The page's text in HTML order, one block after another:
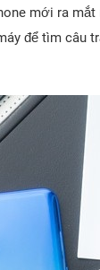
mới ra
để tìm câu